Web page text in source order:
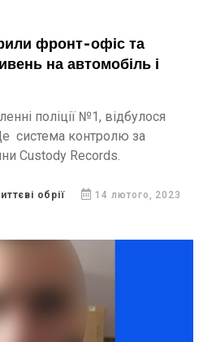
фронт-офіс та
на автомобіль і
поліції №1, відбулося
система контролю за
Custody Records.
обрії 14 лютого, 2023